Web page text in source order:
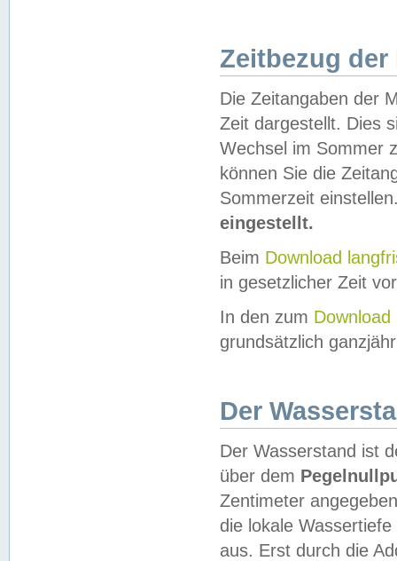
Zeitbezug der
Die Zeitangaben der
Zeit dargestellt. Dies
Wechsel im Sommer
können Sie die
Sommerzeit
eingestellt.
Beim Download
in gesetzlicher Zeit
In den zum Download
grundsätzlich
Der
Der Wasserstand ist
über dem
Zentimeter
die lokale
aus. Erst durch die